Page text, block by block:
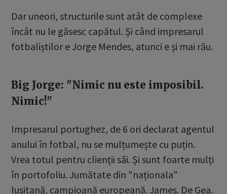
Dar uneori, structurile sunt atât de complexe
încât nu le găsesc capătul. Și când impresarul
fotbaliștilor e Jorge Mendes, atunci e și mai rău.
Big Jorge: "Nimic nu este imposibil.
Nimic!"
Impresarul portughez, de 6 ori declarat agentul
anului în fotbal, nu se mulțumește cu puțin.
Vrea totul pentru clienții săi. Și sunt foarte mulți
în portofoliu. Jumătate din "naționala"
lusitană, campioană europeană. James. De Gea.